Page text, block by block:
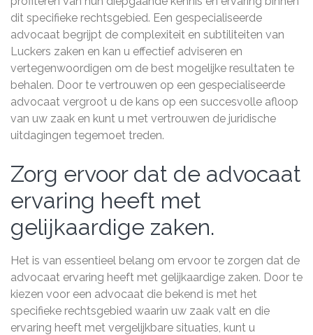
dit specifieke rechtsgebied. Een gespecialiseerde
advocaat begrijpt de complexiteit en subtiliteiten van
Luckers zaken en kan u effectief adviseren en
vertegenwoordigen om de best mogelijke resultaten te
behalen. Door te vertrouwen op een gespecialiseerde
advocaat vergroot u de kans op een succesvolle afloop
van uw zaak en kunt u met vertrouwen de juridische
uitdagingen tegemoet treden.
Zorg ervoor dat de advocaat
ervaring heeft met
gelijkaardige zaken.
Het is van essentieel belang om ervoor te zorgen dat de
advocaat ervaring heeft met gelijkaardige zaken. Door te
kiezen voor een advocaat die bekend is met het
specifieke rechtsgebied waarin uw zaak valt en die
ervaring heeft met vergelijkbare situaties, kunt u